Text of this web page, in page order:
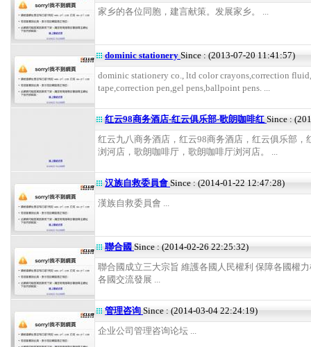
家乡的各位同胞，建言献策。发展家乡。 ...
dominic stationery Since : (2013-07-20 11:41:57)
dominic stationery co., ltd color crayons,correction
tape,correction pen,gel pens,ballpoint pens. ...
红云98商务酒店-红云俱乐部-歌朗咖啡红Since :
红云九八商务酒店，红云98商务酒店，红云俱乐部，
浏河店，歌朗咖啡厅，歌朗咖啡厅浏河店。 ...
汉族自救委員會 Since : (2014-01-22 12:47:28)
漢族自救委員會 ...
聯合國 Since : (2014-02-26 22:25:32)
聯合國成立三大宗旨 維護各國人民權利 保障各國權
各國交流發展 ...
管理咨询 Since : (2014-03-04 22:24:19)
企业公司管理咨询论坛 ...